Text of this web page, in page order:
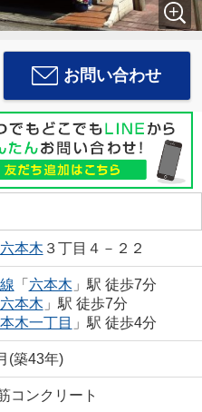
お問い合わせ
六本木 ３丁目４－２２
「 六本木 」駅 徒歩7分
六本木 」駅 徒歩7分
木一丁目 」駅 徒歩4分
(築43年)
コンクリート